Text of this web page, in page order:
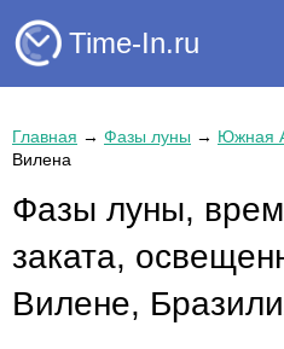
Time-In.ru
Главная → Фазы луны → Южная
Вилена
Фазы луны,
заката,
Вилене,